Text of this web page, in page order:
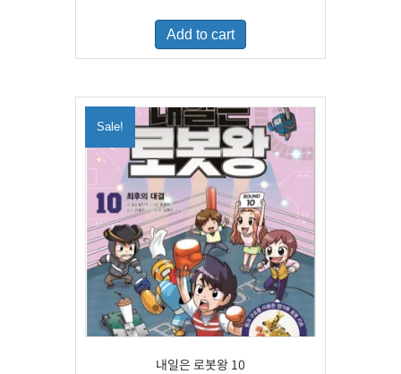
was:
$28.00.
is:
$21.00.
Add to cart
Sale!
내일은 로봇왕 10